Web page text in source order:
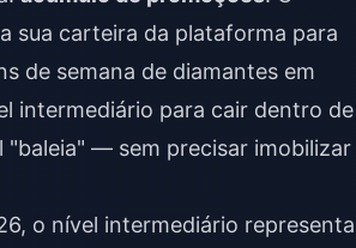
sua carteira da plataforma para
de semana de diamantes em
intermediário para cair dentro de
"baleia" — sem precisar imobilizar
o nível intermediário representa